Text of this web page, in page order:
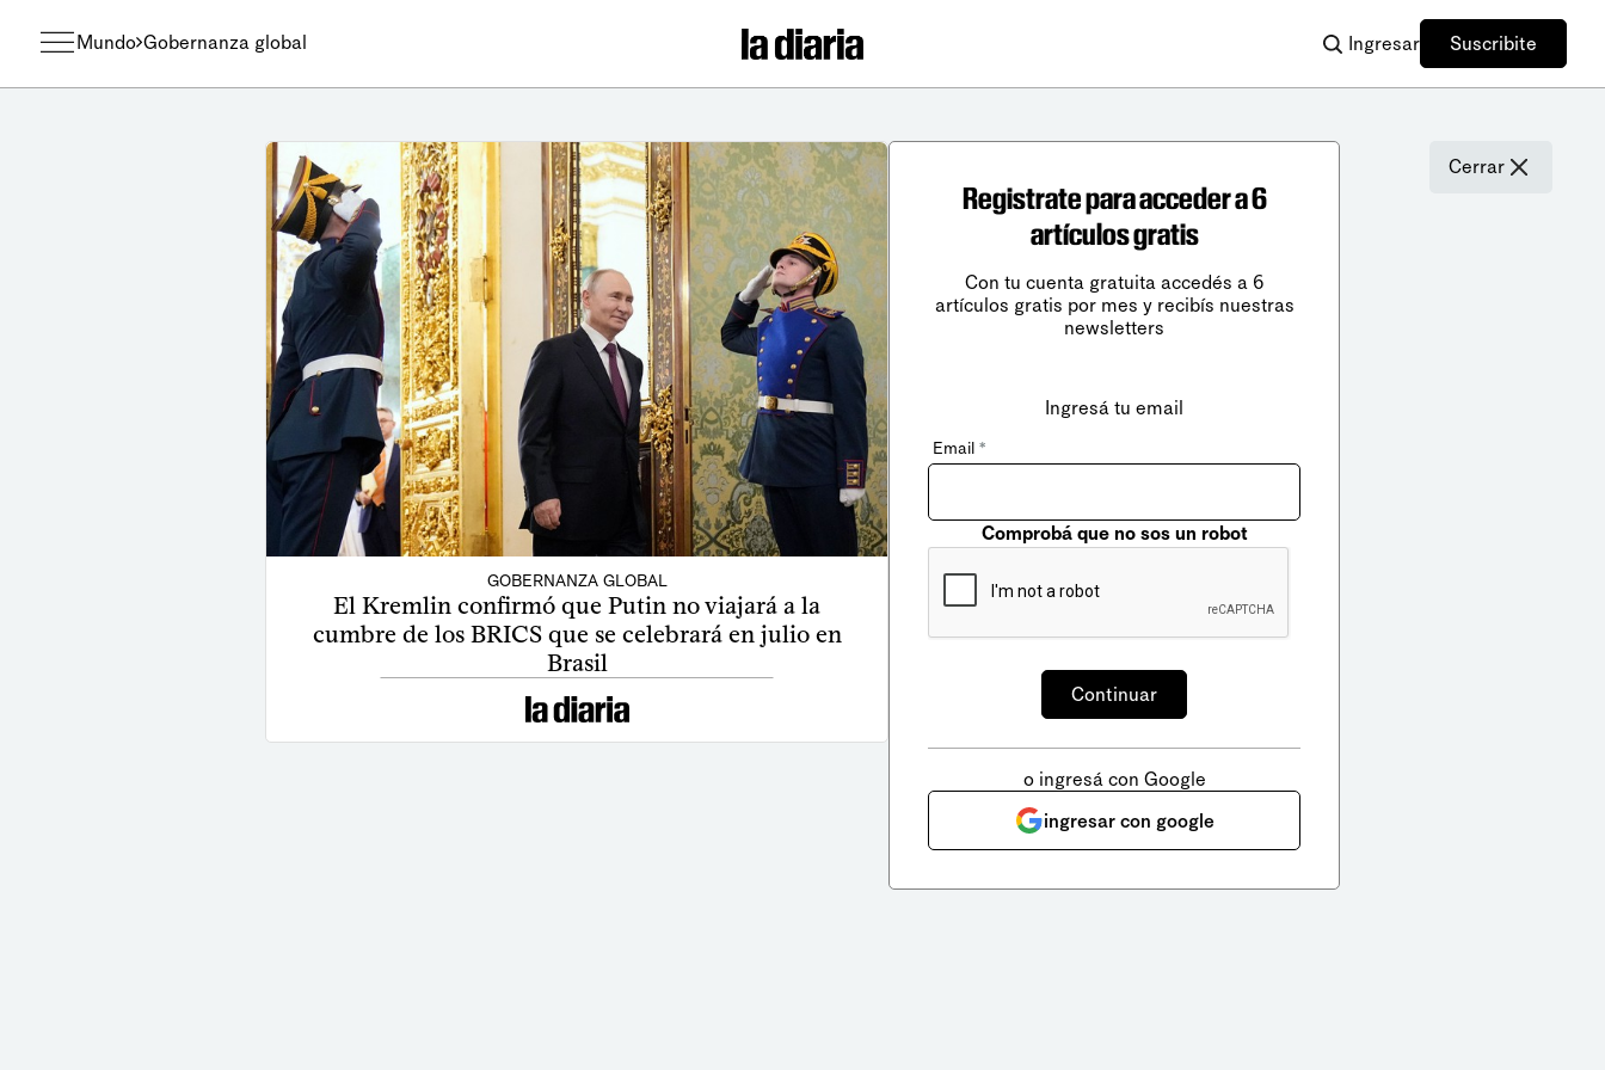
Mundo Gobernanza global Ingresar Suscribite
GOBERNANZA GLOBAL
El Kremlin confirmó que Putin no viajará a la
cumbre de los BRICS que se celebrará en julio en
Brasil
Cerrar
Registrate para acceder a 6
artículos gratis
Con tu cuenta gratuita accedés a 6
artículos gratis por mes y recibís nuestras
newsletters
Ingresá tu email
Email *
Comprobá que no sos un robot
o ingresá con Google
ingresar con google